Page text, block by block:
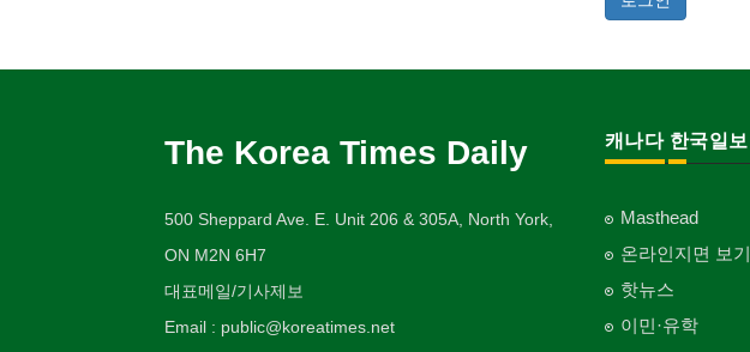
The Korea Times Daily
500 Sheppard Ave. E. Unit 206 & 305A, North York,
ON M2N 6H7
대표메일/기사제보
Email : public@koreatimes.net
캐나다 한국일보
Masthead
온라인지면 보기
핫뉴스
이민·유학